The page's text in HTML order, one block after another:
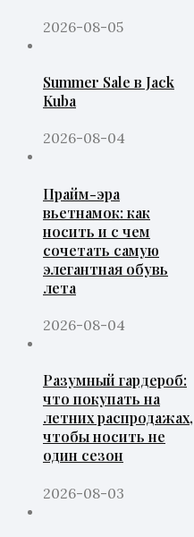
2026-08-05
Summer Sale в Jack
Kuba
2026-08-04
Прайм-эра
вьетнамок: как
носить и с чем
сочетать самую
элегантная обувь
лета
2026-08-04
Разумный гардероб:
что покупать на
летних распродажах,
чтобы носить не
один сезон
2026-08-03